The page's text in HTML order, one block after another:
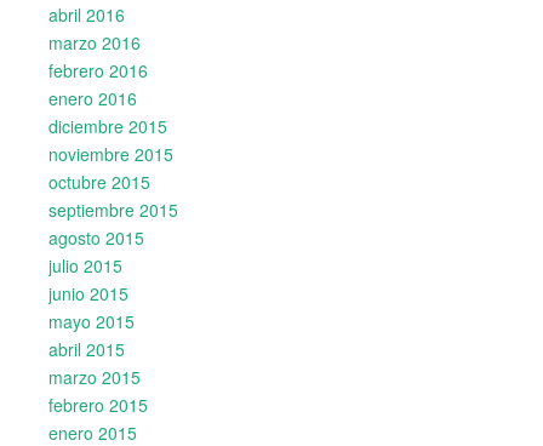
abril 2016
marzo 2016
febrero 2016
enero 2016
diciembre 2015
noviembre 2015
octubre 2015
septiembre 2015
agosto 2015
julio 2015
junio 2015
mayo 2015
abril 2015
marzo 2015
febrero 2015
enero 2015